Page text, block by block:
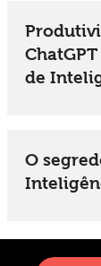
de
O